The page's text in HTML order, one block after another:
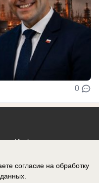
0
Информация
согласие на обработку